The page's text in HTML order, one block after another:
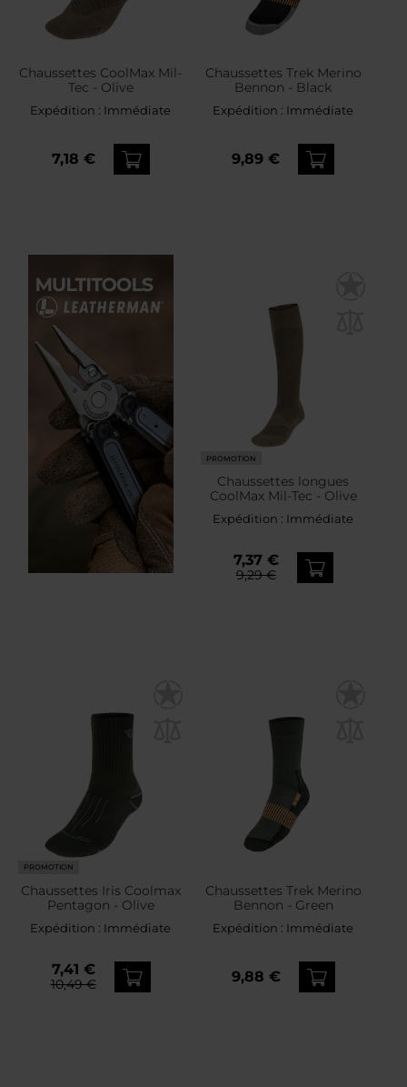
Chaussettes CoolMax Mil-
Tec - Olive
Expédition : Immédiate
7,18 €
Chaussettes Trek Merino
Bennon - Black
Expédition : Immédiate
9,89 €
PROMOTION
Chaussettes longues
CoolMax Mil-Tec - Olive
Expédition : Immédiate
7,37 €
9,29 €
PROMOTION
Chaussettes Iris Coolmax
Pentagon - Olive
Expédition : Immédiate
7,41 €
10,49 €
Chaussettes Trek Merino
Bennon - Green
Expédition : Immédiate
9,88 €